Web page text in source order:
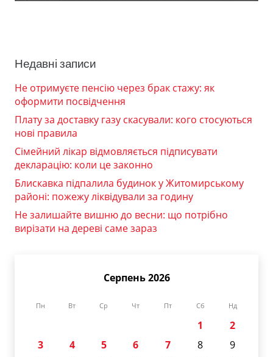
Недавні записи
Не отримуєте пенсію через брак стажу: як
оформити посвідчення
Плату за доставку газу скасували: кого стосуються
нові правила
Сімейний лікар відмовляється підписувати
декларацію: коли це законно
Блискавка підпалила будинок у Житомирському
районі: пожежу ліквідували за годину
Не залишайте вишню до весни: що потрібно
вирізати на дереві саме зараз
Серпень 2026
Пн Вт Ср Чт Пт Сб Нд
1
2
3
4 5 6 7 8
9